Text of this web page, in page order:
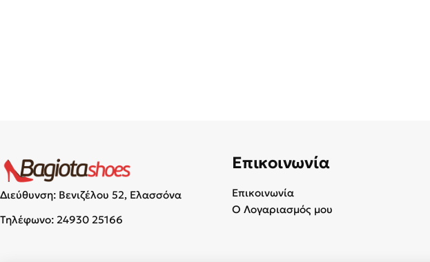
Διεύθυνση: Βενιζέλου 52, Ελασσόνα
Τηλέφωνο: 24930 25166
Επικοινωνία
Επικοινωνία
Ο Λογαριασμός μου